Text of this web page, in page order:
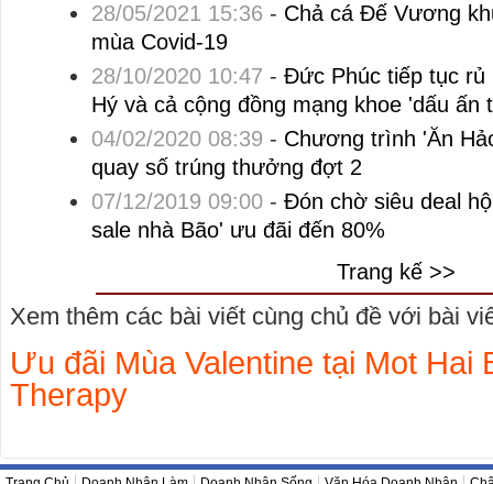
28/05/2021 15:36 - Chả cá Đế Vương
mùa Covid-19
28/10/2020 10:47 - Đức Phúc tiếp tục rủ
Hý và cả cộng đồng mạng khoe 'dấu ấn
04/02/2020 08:39 - Chương trình 'Ăn
quay số trúng thưởng đợt 2
07/12/2019 09:00- Đón chờ siêu deal
sale nhà Bão' ưu đãi đến 80%
Trang kế >>
Xem thêm các bài viết cùng chủ đề với bài
Ưu đãi Mùa Valentine tại Mot Hai
Therapy